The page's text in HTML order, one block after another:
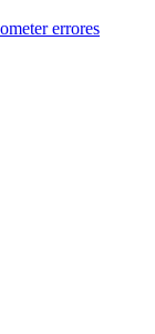
errores